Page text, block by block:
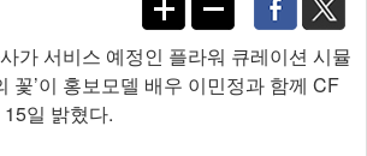
가 서비스 예정인 플라워 큐레이션 시뮬
꽃’이 홍보모델 배우 이민정과 함께 CF
일 밝혔다.